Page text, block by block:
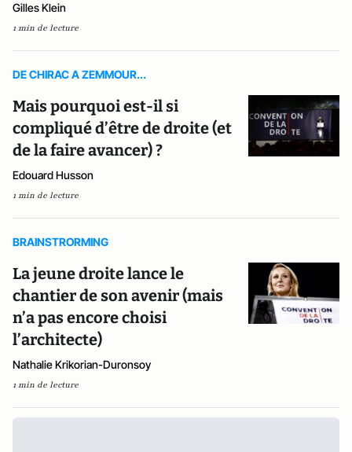
Gilles Klein
1 min de lecture
DE CHIRAC A ZEMMOUR...
Mais pourquoi est-il si
compliqué d’être de droite (et
de la faire avancer) ?
Edouard Husson
1 min de lecture
BRAINSTRORMING
La jeune droite lance le
chantier de son avenir (mais
n’a pas encore choisi
l’architecte)
Nathalie Krikorian-Duronsoy
1 min de lecture